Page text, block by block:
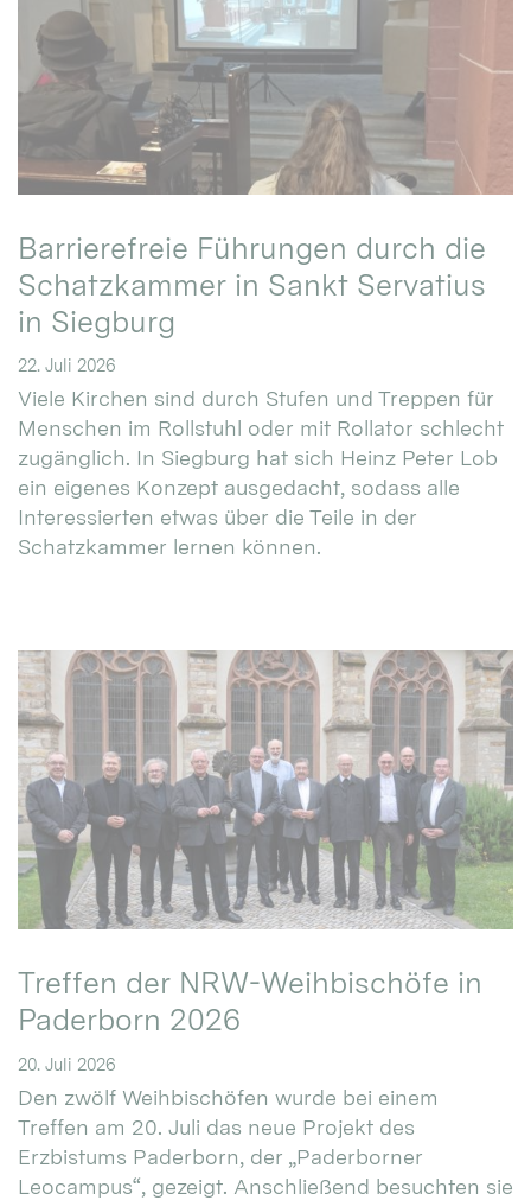
Barrierefreie Führungen durch die
Schatzkammer in Sankt Servatius
in Siegburg
22. Juli 2026
Viele Kirchen sind durch Stufen und Treppen für
Menschen im Rollstuhl oder mit Rollator schlecht
zugänglich. In Siegburg hat sich Heinz Peter Lob
ein eigenes Konzept ausgedacht, sodass alle
Interessierten etwas über die Teile in der
Schatzkammer lernen können.
Treffen der NRW-Weihbischöfe in
Paderborn 2026
20. Juli 2026
Den zwölf Weihbischöfen wurde bei einem
Treffen am 20. Juli das neue Projekt des
Erzbistums Paderborn, der „Paderborner
Leocampus“, gezeigt. Anschließend besuchten sie